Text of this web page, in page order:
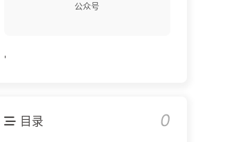
公众号
'
目录 0